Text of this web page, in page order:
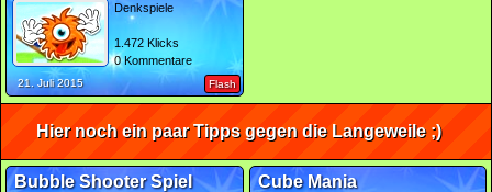
Denkspiele
1.472 Klicks
0 Kommentare
21. Juli 2015 Flash
Hier noch ein paar Tipps gegen die Langeweile ;)
Bubble Shooter Spiel Cube Mania